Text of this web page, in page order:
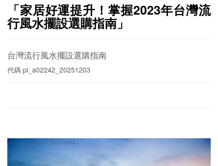
「家居好運提升！掌握2023年台灣流
行風水擺設選購指南」
台灣流行風水擺設選購指南
代碼 pi_a02242_20251203